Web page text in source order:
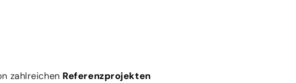
zahlreichen Referenzprojekten